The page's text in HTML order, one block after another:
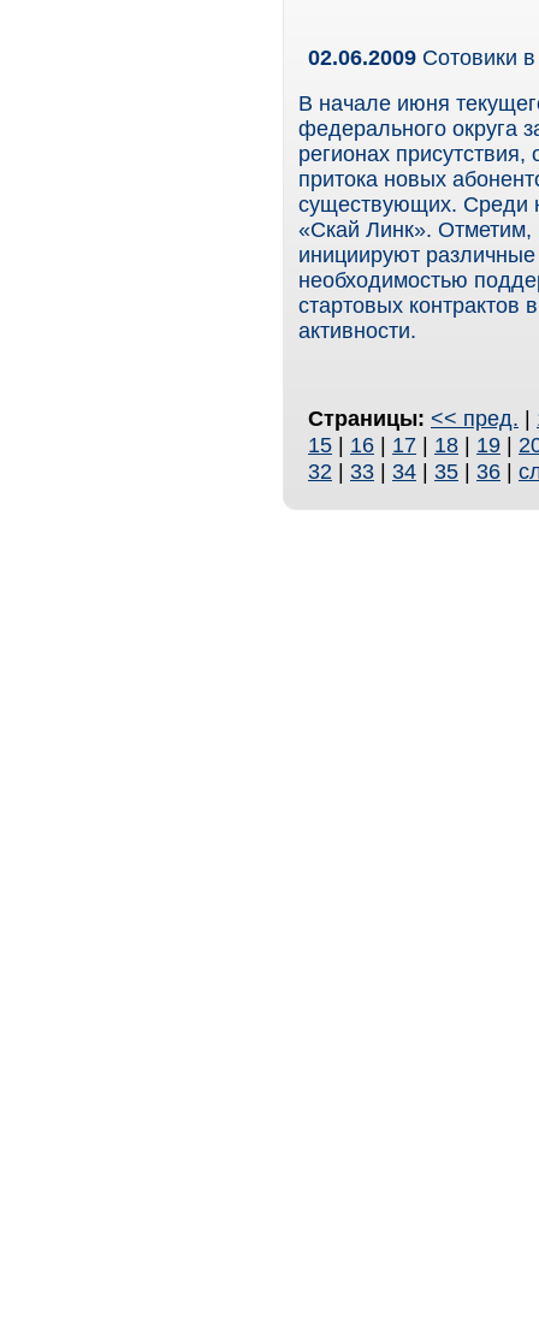
02.06.2009 Сотовики
В начале июня
федерального округа
регионах
притока новых
существующих. Среди
«Скай Линк». Отметим,
инициируют
необходимостью
стартовых контрактов
активности.
Страницы: << пред. |
15 | 16 | 17 | 18 | 19 |
32 | 33 | 34 | 35 | 36 |